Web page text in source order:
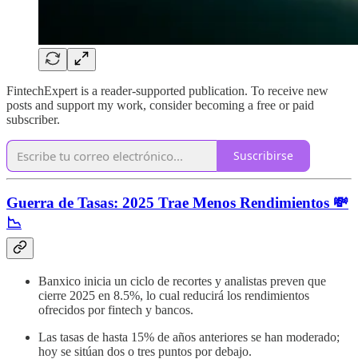
FintechExpert is a reader-supported publication. To receive new
posts and support my work, consider becoming a free or paid
subscriber.
Suscribirse
Guerra de Tasas: 2025 Trae Menos Rendimientos 💸
📉
Banxico inicia un ciclo de recortes y analistas preven que
cierre 2025 en 8.5%, lo cual reducirá los rendimientos
ofrecidos por fintech y bancos.
Las tasas de hasta 15% de años anteriores se han moderado;
hoy se sitúan dos o tres puntos por debajo.